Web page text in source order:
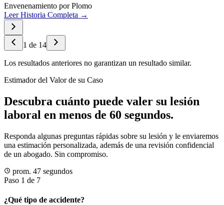
Envenenamiento por Plomo
Leer Historia Completa →
1 de 14
Los resultados anteriores no garantizan un resultado similar.
Estimador del Valor de su Caso
Descubra cuánto puede valer su lesión
laboral en menos de 60 segundos.
Responda algunas preguntas rápidas sobre su lesión y le enviaremos
una estimación personalizada, además de una revisión confidencial
de un abogado. Sin compromiso.
prom. 47 segundos
Paso 1 de 7
¿Qué tipo de accidente?